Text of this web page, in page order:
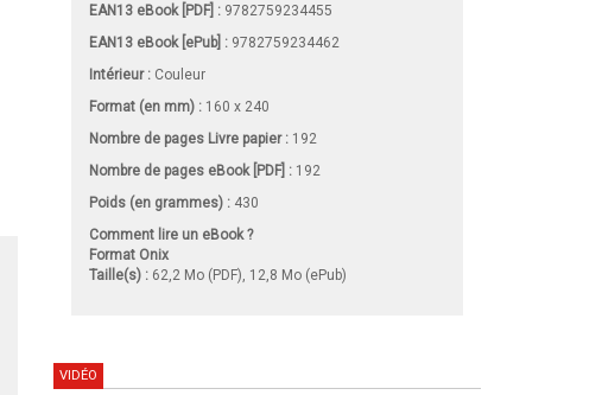
EAN13 eBook [PDF] : 9782759234455
EAN13 eBook [ePub] : 9782759234462
Intérieur : Couleur
Format (en mm) : 160 x 240
Nombre de pages Livre papier: 192
Nombre de pages eBook [PDF] : 192
Poids (en grammes) : 430
Comment lire un eBook ?
Format Onix
Taille(s) : 62,2 Mo (PDF), 12,8 Mo (ePub)
VIDÉO